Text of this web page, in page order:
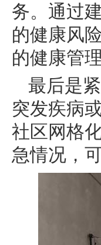
务。通过
的健康风
的健康管理
最后是
突发疾病
社区网格
急情况，